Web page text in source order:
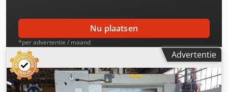
Nu plaatsen
*per advertentie / maand
Advertentie